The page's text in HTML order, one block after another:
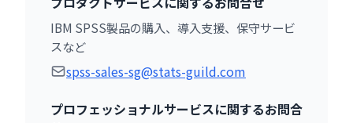
IBM SPSS製品の購入、導入支援、保守サービ
スなど
spss-sales-sg@stats-guild.com
プロフェッショナルサービスに関するお問合